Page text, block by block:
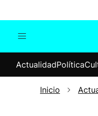
Internacional
ActualidadPolítica
Inicio